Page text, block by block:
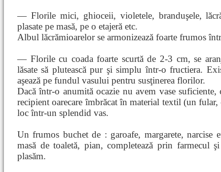
— Florile mici, ghioceii, violetele, branduşele,
plasate pe masă, pe o etajeră etc.
Albul lăcrămioarelor se armonizează foarte frumos
— Florile cu coada foarte scurtă de 2-3 cm, se
lăsate să plutească pur şi simplu într-o fructiera.
aşează pe fundul vasului pentru susţinerea florilor.
Dacă într-o anumită ocazie nu avem vase
recipient oarecare îmbrăcat în material textil (un fular,
loc într-un splendid vas.
Un frumos buchet de : garoafe, margarete, narcise
masă de toaletă, pian, completează prin farmecul
plasăm.